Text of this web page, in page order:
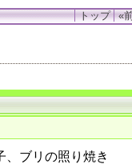
トップ «
、ブリの照り焼き